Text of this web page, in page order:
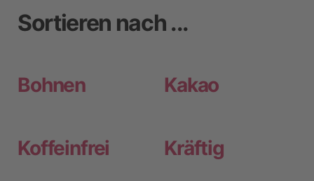
Sortieren nach ...
Bohnen Kakao
Koffeinfrei Kräftig